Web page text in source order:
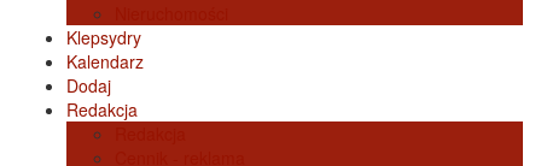
Klepsydry
Kalendarz
Dodaj
Redakcja